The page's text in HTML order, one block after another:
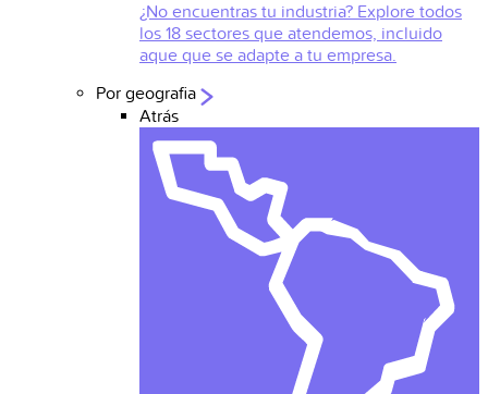
¿No encuentras tu industria? Explore todos
los 18 sectores que atendemos, incluido
aque que se adapte a tu empresa.
Por geografia
Atrás